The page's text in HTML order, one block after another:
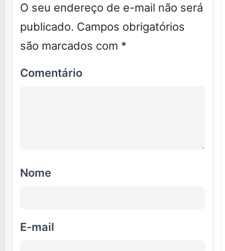
O seu endereço de e-mail não será
publicado. Campos obrigatórios
são marcados com *
Comentário
Nome
E-mail